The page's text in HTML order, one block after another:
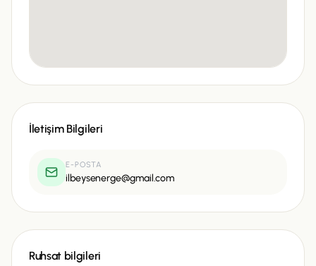
İletişim Bilgileri
E-POSTA
ilbeysenerge@gmail.com
Ruhsat bilgileri